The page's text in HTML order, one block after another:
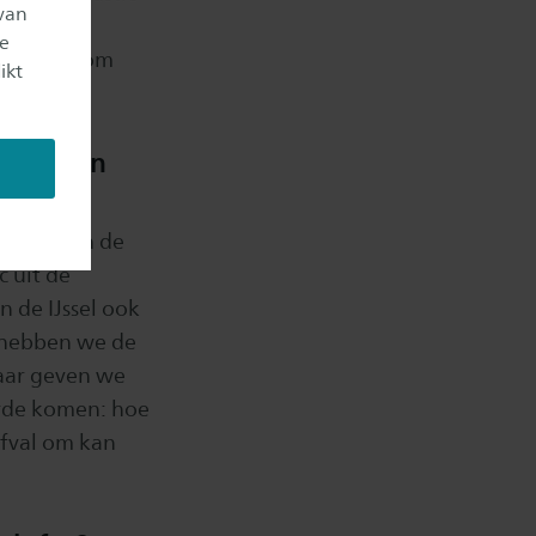
Saxion om
van
off van de
uit de
de IJssel ook
we de
geven we
komen: hoe
om kan